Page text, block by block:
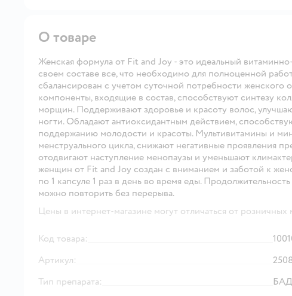
О товаре
Женская формула от Fit and Joy - это идеальный
своем составе все, что необходимо для полноценной
сбалансирован с учетом суточной потребности женского
компоненты, входящие в состав, способствуют синтезу
морщин. Поддерживают здоровье и красоту волос,
ногти. Обладают антиоксидантным действием,
поддержанию молодости и красоты. Мультивитамины и
менструального цикла, снижают негативные проявления
отодвигают наступление менопаузы и уменьшают
женщин от Fit and Joy создан с вниманием и заботой к
по 1 капсуле 1 раз в день во время еды.
можно повторить без перерыва.
Цены в интернет-магазине могут отличаться от розничных
Код товара:
Артикул:
Тип препарата:
БАД